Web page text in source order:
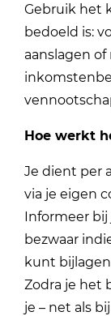
Gebruik het
bedoeld is:
aanslagen
Hoe werkt
Je dient per
via je eigen
Informeer bij
bezwaar
kunt
Zodra je het
je – net als